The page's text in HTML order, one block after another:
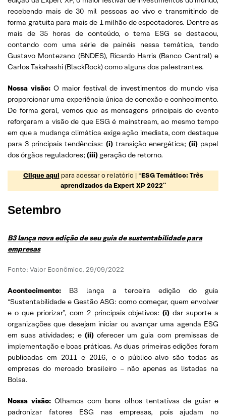
recebendo mais de 30 mil pessoas ao vivo e transmitindo de
forma gratuita para mais de 1 milhão de espectadores. Dentre as
mais de 35 horas de conteúdo, o tema ESG se destacou,
contando com uma série de painéis nessa temática, tendo
Gustavo Montezano (BNDES), Ricardo Harris (Banco Central) e
Carlos Takahashi (BlackRock) como alguns dos palestrantes.
Nossa visão:O maior festival de investimentos do mundo visa
proporcionar uma experiência única de conexão e conhecimento.
De forma geral, vemos que as mensagens principais do evento
reforçaram a visão de que ESG é mainstream, ao mesmo tempo
em que a mudança climática exige ação imediata, com destaque
para 3 principais tendências: (i)transição energética; (ii)papel
dos órgãos reguladores; (iii) geração de retorno.
Clique aqui para acessar o relatório | “ESG Temático: Três
aprendizados da Expert XP 2022″
Setembro
B3 lança nova edição de seu guia de sustentabilidade para
empresas
Fonte: Valor Econômico, 29/09/2022
Acontecimento: B3 lança a terceira edição do guia
“Sustentabilidade e Gestão ASG: como começar, quem envolver
e o que priorizar”, com 2 principais objetivos: (i)dar suporte a
organizações que desejam iniciar ou avançar uma agenda ESG
em suas atividades; e (ii)oferecer um guia com premissas de
implementação e boas práticas. As duas primeiras edições foram
publicadas em 2011 e 2016, e o público-alvo são todas as
empresas do mercado brasileiro – não apenas as listadas na
Bolsa.
Nossa visão:Olhamos com bons olhos tentativas de guiar e
padronizar fatores ESG nas empresas, pois ajudam no